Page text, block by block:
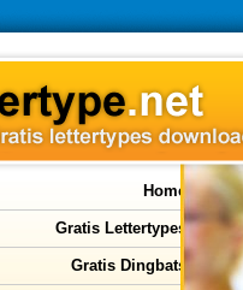
Home
Gratis Lettertypes
Gratis Dingbats